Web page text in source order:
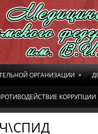
ОРГАНИЗАЦИИ »
КОРРУПЦИИ